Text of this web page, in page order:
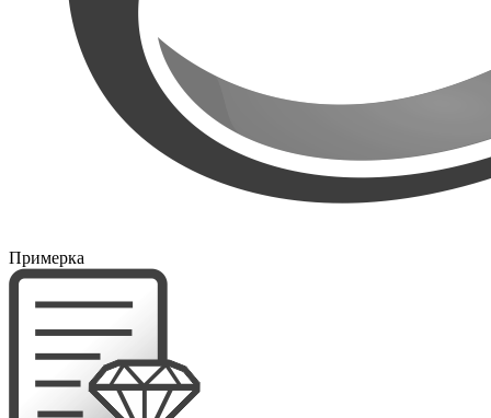
Примерка